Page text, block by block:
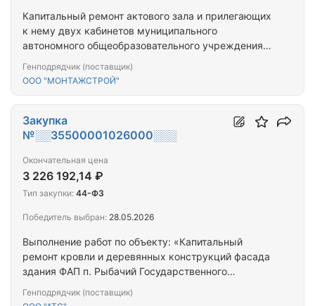
Капитальный ремонт актового зала и прилегающих
к нему двух кабинетов муниципального
автономного общеобразовательного учреждения
области, являющегося выявленным объектом
начало XX века, Калининградская область, город
Советск, улица Бурова, 4
Генподрядчик (поставщик)
ООО "МОНТАЖСТРОЙ"
Выполнение работ по объекту: «Капитальный
ремонт кровли и деревянных конструкций фасада
здания ФАП п. Рыбачий Государственного
Калининградской области «Зеленоградская
Генподрядчик (поставщик)
Закупка
№░░35500001026000░░░
Окончательная цена
3 226 192,14 ₽
Тип закупки: 44-ФЗ
Победитель выбран: 28.05.2026